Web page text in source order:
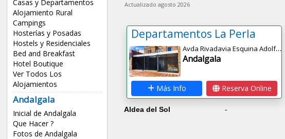
Casas y Departamentos
Alojamiento Rural
Campings
Hosterías y Posadas
Hostels y Residenciales
Bed and Breakfast
Hotel Boutique
Ver Todos Los
Alojamientos
Andalgala
Inicial de Andalgala
Que Hacer ?
Fotos de Andalgala
Actualizado agosto 2026
Departamentos La Perla
A
vda Rivadavia Esquina Adolfo Carranza
Andalgala
Más Info Reserva Online
Aldea del Sol -